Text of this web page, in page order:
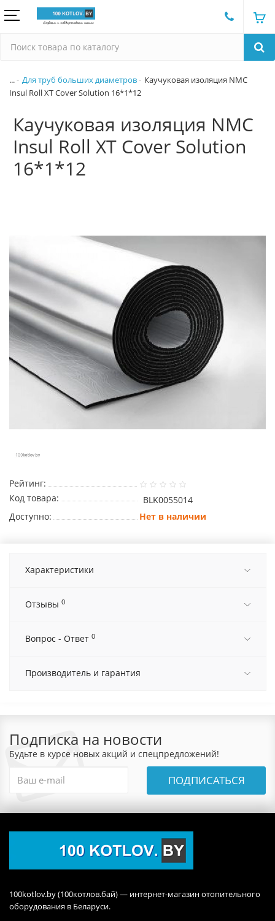
... Для труб больших диаметров
Каучуковая изоляция NMC
Insul Roll XT Cover Solution 16*1*12
Каучуковая изоляция NMC
Insul Roll XT Cover Solution
16*1*12
Рейтинг:
Код товара:
BLK0055014
Доступно:
Нет в наличии
Характеристики
Отзывы 0
Вопрос - Ответ 0
Производитель и гарантия
Подписка на новости
Будьте в курсе новых акций и спецпредложений!
ПОДПИСАТЬСЯ
100kotlov.by (100котлов.бай) — интернет-магазин отопительного
оборудования в Беларуси.